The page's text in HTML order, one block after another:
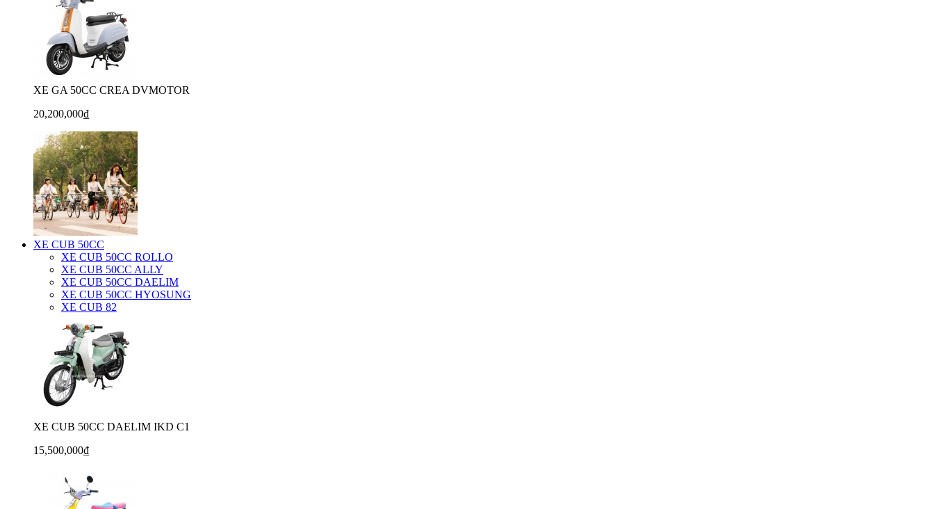
XE GA 50CC CREA DVMOTOR
20,200,000₫
XE CUB 50CC
XE CUB 50CC ROLLO
XE CUB 50CC ALLY
XE CUB 50CC DAELIM
XE CUB 50CC HYOSUNG
XE CUB 82
XE CUB 50CC DAELIM IKD C1
15,500,000₫